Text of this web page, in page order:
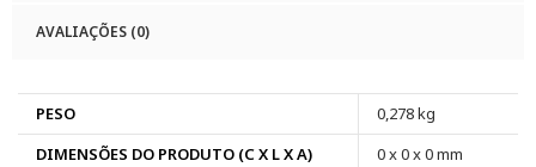
AVALIAÇÕES (0)
PESO
0,278 kg
DIMENSÕES DO PRODUTO (C X L X A)
0 x 0 x 0 mm